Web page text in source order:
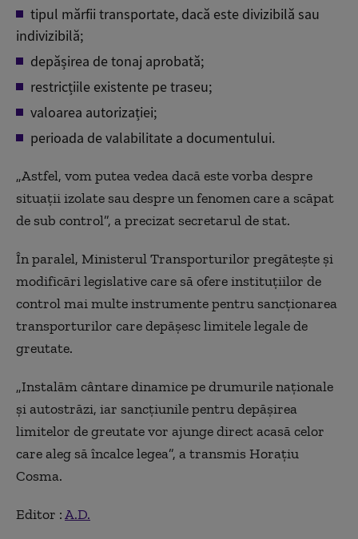
tipul mărfii transportate, dacă este divizibilă sau
indivizibilă;
depășirea de tonaj aprobată;
restricțiile existente pe traseu;
valoarea autorizației;
perioada de valabilitate a documentului.
„Astfel, vom putea vedea dacă este vorba despre
situații izolate sau despre un fenomen care a scăpat
de sub control”, a precizat secretarul de stat.
În paralel, Ministerul Transporturilor pregătește și
modificări legislative care să ofere instituțiilor de
control mai multe instrumente pentru sancționarea
transporturilor care depășesc limitele legale de
greutate.
„Instalăm cântare dinamice pe drumurile naționale
și autostrăzi, iar sancțiunile pentru depășirea
limitelor de greutate vor ajunge direct acasă celor
care aleg să încalce legea”, a transmis Horațiu
Cosma.
Editor :A.D.